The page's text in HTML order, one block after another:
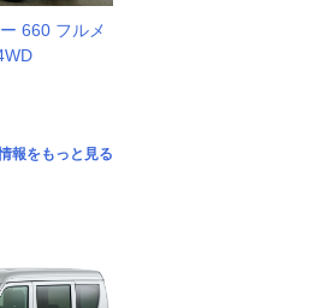
660 フルメ
報をもっと見る